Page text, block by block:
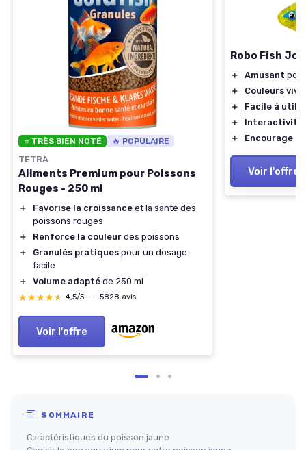
⭐ TRÈS BIEN NOTÉ 🔥 POPULAIRE
TETRA
Aliments Premium pour Poissons
Rouges - 250 ml
＋ Favorise la croissance et la santé des
poissons rouges
＋
Renforce la couleur des poissons
＋
Granulés pratiques pour un dosage
facile
＋
Volume adapté de 250 ml
★★★★★
★★★★★ 4,5/5 — 5828 avis
Voir l'offre
Robo Fish
＋ Amusant
＋
Couleurs
＋
Facile à
＋
Interactivité
＋
Encourage
Voir l'offre
SOMMAIRE
Caractéristiques du poisson jaune